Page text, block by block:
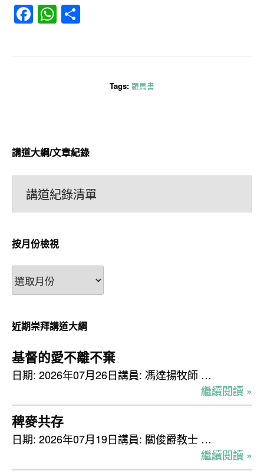
Facebook
WhatsApp
Tags: 羅馬書
講道大綱/文章紀錄
講道紀錄清單
按月份檢視
按
月
檢
視
近期崇拜講道大綱
基督的愛不離不棄
日期: 2026年07月26日講員: 馮達揚牧師 …
繼續閱讀 »
稗麥共存
日期: 2026年07月19日講員: 關俊爵教士 …
繼續閱讀 »